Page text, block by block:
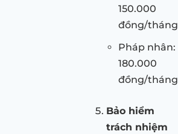
150.000
đồng/tháng
Pháp nhân:
180.000
đồng/tháng
Bảo hiểm
trách nhiệm